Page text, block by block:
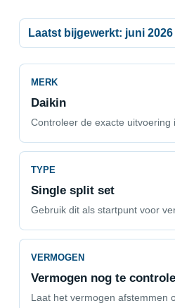
Laatst bijgewerkt: juni 2026
MERK
Daikin
Controleer de exacte uitvoering
TYPE
Single split set
Gebruik dit als startpunt voor
VERMOGEN
Vermogen nog te
Laat het vermogen afstemmen